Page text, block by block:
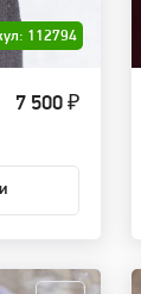
112794
7 500 ₽